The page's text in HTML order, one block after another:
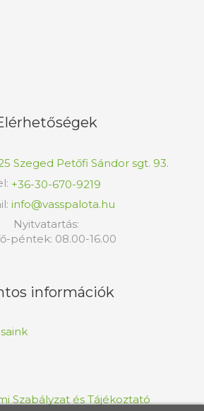
Szeged Petőfi Sándor sgt. 93.
+36-30-670-9219
info@vasspalota.hu
Nyitvatartás:
péntek: 08.00-16.00
információk
Szabályzat és Tájékoztató